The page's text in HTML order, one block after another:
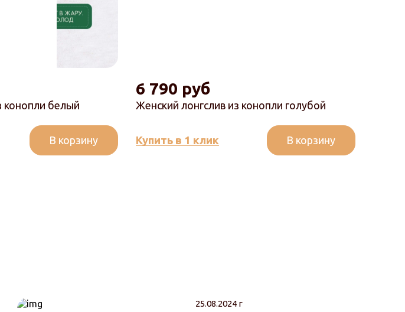
конопли белый
В корзину
Женский лонгслив из конопли голубой
6 790 руб
Купить в 1 клик В корзину
25.08.2024 г